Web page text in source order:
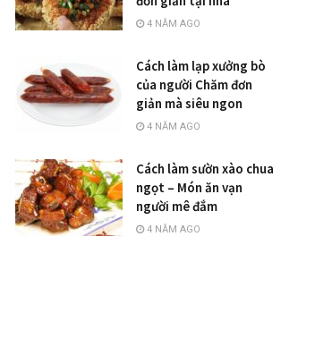
4 NĂM AGO
Cách làm lạp xưởng bò
của người Chăm đơn
giản mà siêu ngon
4 NĂM AGO
Cách làm sườn xào chua
ngọt – Món ăn vạn
người mê đắm
4 NĂM AGO